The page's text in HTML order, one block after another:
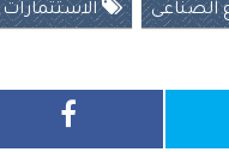
الصناعى الاستثمارات